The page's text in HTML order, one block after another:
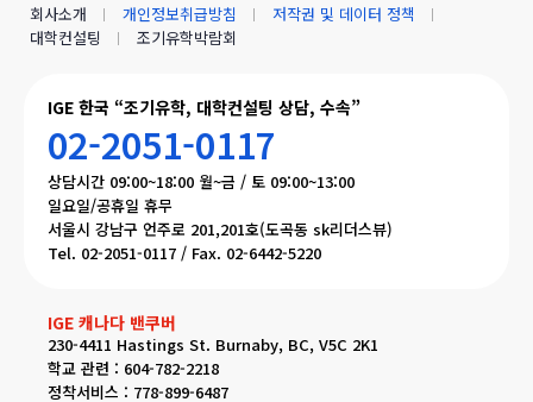
IGE 한국 “조기유학, 대학컨설팅 상담, 수속”
02-2051-0117
상담시간 09:00~18:00 월~금 / 토 09:00~13:00
일요일/공휴일 휴무
서울시 강남구 언주로 201,201호(도곡동 sk리더스뷰)
Tel. 02-2051-0117 / Fax. 02-6442-5220
IGE 캐나다 밴쿠버
230-4411 Hastings St. Burnaby, BC, V5C 2K1
학교 관련 : 604-782-2218
정착서비스 : 778-899-6487
회사소개 개인정보취급방침
저작권 및 데이터 정책
대학컨설팅
조기유학박람회